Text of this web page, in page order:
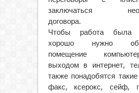
заключаться
договора.
Чтобы работа была
хорошо нужно
помещение
выходом в интернет,
также понадобятся
факс, ксерокс, сейф,